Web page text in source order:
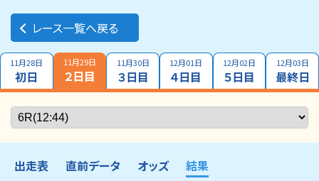
レース一覧へ戻る
11月28日
初日
11月29日
２日目
11月30日
３日目
12月01日
４日目
12月02日
５日目
12月03日
最終日
出走表 直前データ オッズ 結果